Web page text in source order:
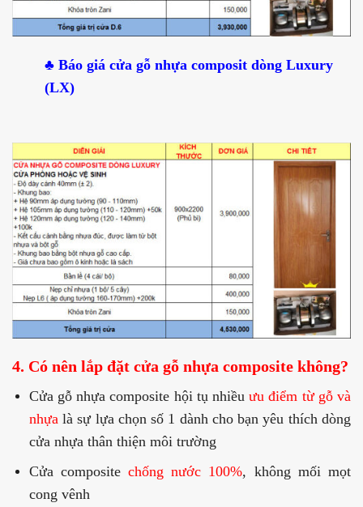
♣ Báo giá cửa gỗ nhựa composit dòng Luxury
(LX)
4. Có nên lắp đặt cửa gỗ nhựa composite không?
Cửa gỗ nhựa composite hội tụ nhiều ưu điểm từ gỗ và
nhựa là sự lựa chọn số 1 dành cho bạn yêu thích dòng
cửa nhựa thân thiện môi trường
Cửa compositechống nước 100%, không mối mọt
cong vênh